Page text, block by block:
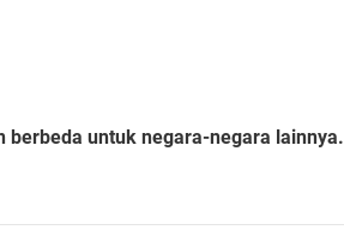
untuk negara-negara lainnya.